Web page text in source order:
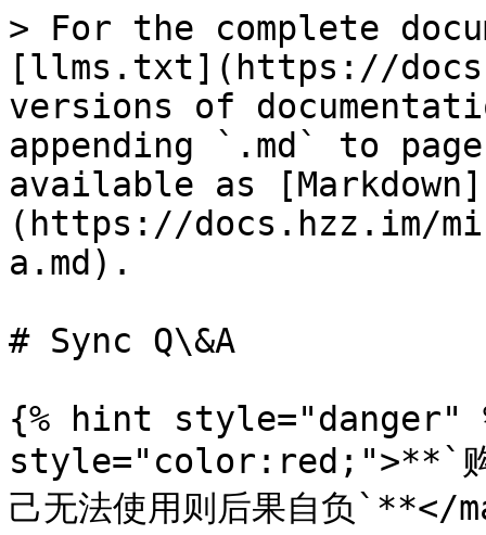
> For the complete
[llms.txt](https://
versions of
appending `.md` to
available as [Markdown]
(https://docs.hzz.im/
a.md).
# Sync Q\&A
{% hint style="danger"
style="color:red;">**`购买
己无法使用则后果自负`**</